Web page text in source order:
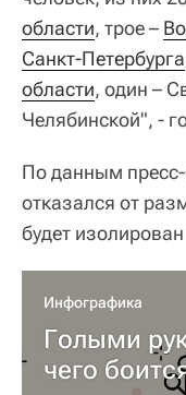
области, трое –
Санкт-Петербурга
области, один –
Челябинской", -
По данным
отказался от
будет
Инфографика
Голыми
чего